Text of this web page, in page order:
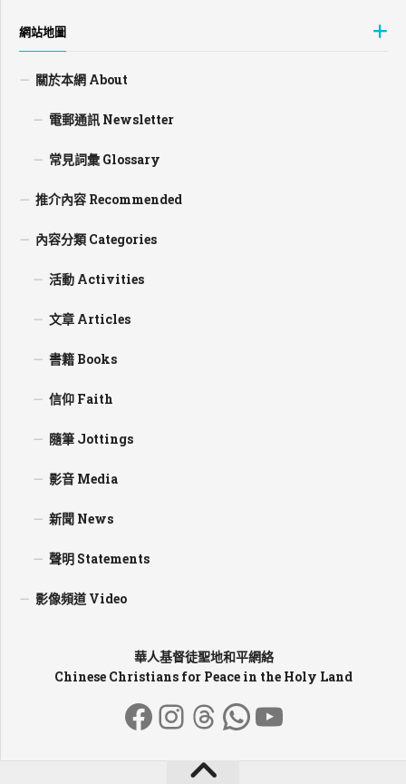
網站地圖
關於本網 About
電郵通訊 Newsletter
常見詞彙 Glossary
推介內容 Recommended
內容分類 Categories
活動 Activities
文章 Articles
書籍 Books
信仰 Faith
隨筆 Jottings
影音 Media
新聞 News
聲明 Statements
影像頻道 Video
華人基督徒聖地和平網絡
Chinese Christians for Peace in the Holy Land
Facebook
Instagram
Threads
WhatsApp
YouTube